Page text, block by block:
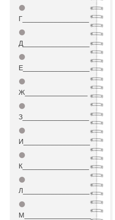
⚫
Г_________________
⚫
Д_________________
⚫
Е_________________
⚫
Ж________________
⚫
З_________________
⚫
И_________________
⚫
К_________________
⚫
Л_________________
⚫
М_________________